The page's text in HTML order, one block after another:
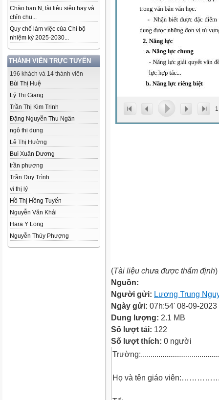
Chào bạn N, tài liệu siêu hay và
chỉn chu...
Quy chế làm việc của Chi bộ
nhiệm kỳ 2025-2030...
THÀNH VIÊN TRỰC TUYẾN
196 khách và 14 thành viên
Bùi Thị Huệ
Lý Thị Giang
Trần Thị Kim Trinh
Đặng Nguyễn Thu Ngân
ngô thị dung
Lê Thị Hường
Buì Xuân Dương
trần phương
Trần Duy Trình
vi thị lý
Hồ Thị Hồng Tuyến
Nguyễn Văn Khải
Hara Y Long
Nguyễn Thúy Phượng
1
(Tài liệu chưa được thẩm định)
Nguồn:
Người gửi: Lương Trung
Ngày gửi: 07h:54' 08-09-2023
Dung lượng: 2.1 MB
Số lượt tải: 122
Số lượt thích: 0 người
Họ và tên giáo